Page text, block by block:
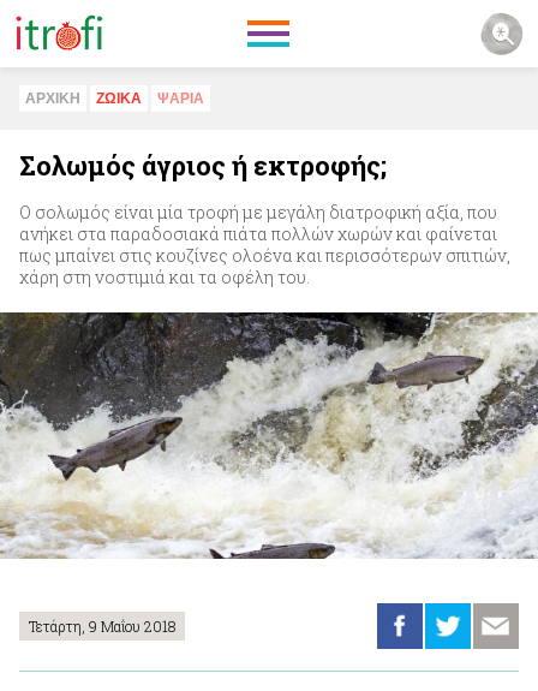
ΑΡΧΙΚΗ ΖΩΙΚA ΨAΡΙΑ
Σολωμός άγριος ή εκτροφής;
Ο σολωμός είναι μία τροφή με μεγάλη διατροφική αξία, που
ανήκει στα παραδοσιακά πιάτα πολλών χωρών και φαίνεται
πως μπαίνει στις κουζίνες ολοένα και περισσότερων σπιτιών,
χάρη στη νοστιμιά και τα οφέλη του.
Τετάρτη, 9 Μαΐου 2018